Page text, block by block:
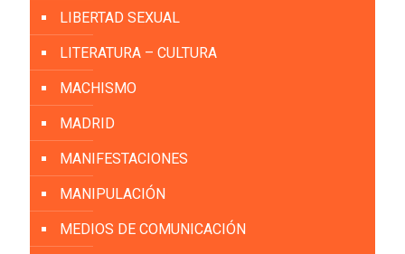
LIBERTAD SEXUAL
LITERATURA – CULTURA
MACHISMO
MADRID
MANIFESTACIONES
MANIPULACIÓN
MEDIOS DE COMUNICACIÓN